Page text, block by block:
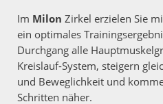
Im Milon Zirkel erzielen Sie
ein optimales
Durchgang alle
Kreislauf-System, steigern
und Beweglichkeit und
Schritten näher.